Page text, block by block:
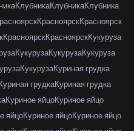
КлубникаКлубникаКлубника
КрасноярскКрасноярск
КрасноярскКрасноярскКукуруза
КукурузаКукурузаКукуруза
КукурузаКуриная грудка
грудкаКуриная грудка
Куриное яйцоКуриное яйцо
яйцоКуриное яйцоКуриное яйцо